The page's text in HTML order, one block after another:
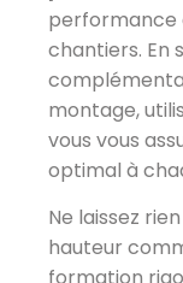
performance
chantiers. En
montage,
vous vous
optimal à
Ne laissez
hauteur